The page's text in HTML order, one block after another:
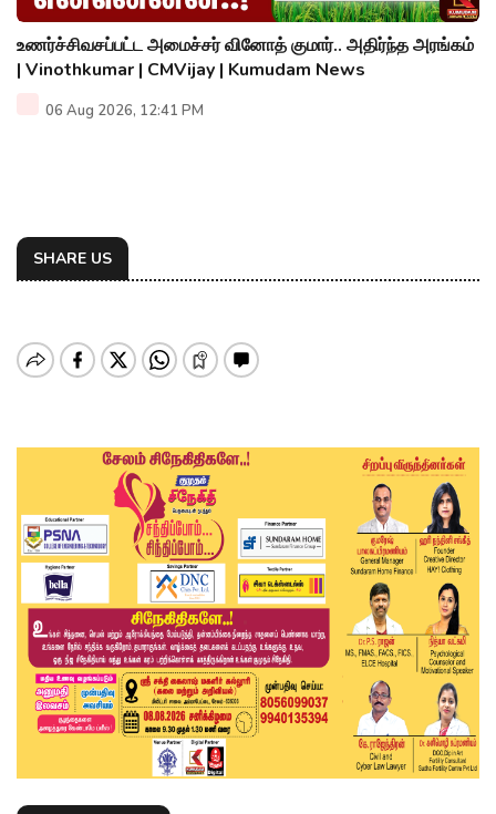
உணர்ச்சிவசப்பட்ட அமைச்சர் வினோத் குமார்.. அதிர்ந்த அரங்கம்
| Vinothkumar | CMVijay | Kumudam News
06 Aug 2026, 12:41 PM
SHARE US